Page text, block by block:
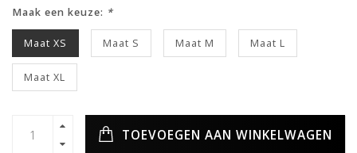
Maak een keuze: *
Maat XS Maat S Maat M Maat L
Maat XL
TOEVOEGEN AAN WINKELWAGEN